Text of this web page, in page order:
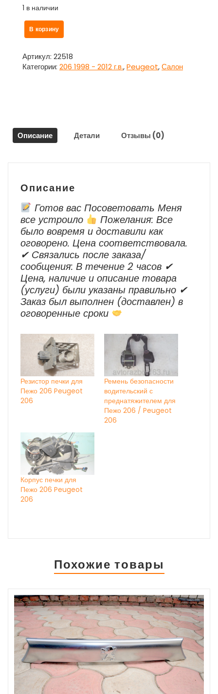
1 в наличии
Количество
товара
солнцезащитный
ЛЕВЫЙ
В корзину
Артикул: 22518
Категории: 206 1998 - 2012 г.в.,Peugeot,Салон
Описание Детали Отзывы (0)
Описание
Готов вас Посоветовать Меня
все устроило
Пожелания: Все
было вовремя и доставили как
оговорено. Цена соответствовала.
✔ Cвязались после заказа/
сообщения: В течение 2 часов ✔
Цена, наличие и описание товара
(услуги) были указаны правильно ✔
Заказ был выполнен (доставлен) в
оговоренные сроки
Резистор печки для
Пежо 206 Peugeot
206
Ремень безопасности
водительский с
преднатяжителем для
Пежо 206 / Peugeot
206
Корпус печки для
Пежо 206 Peugeot
206
Похожие товары